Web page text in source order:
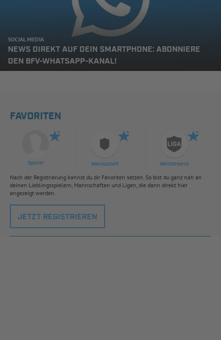
SOCIAL MEDIA
NEWS DIREKT AUF DEIN SMARTPHONE: ABONNIERE
DEN BFV-WHATSAPP-KANAL!
FAVORITEN
Spieler Mannschaft Wettbewerb
Nach der Registrierung kannst du dir Favoriten setzen. So bist du ganz nah an
deinen Lieblingsspielern, Mannschaften und Ligen, die dann direkt hier
angezeigt werden.
JETZT REGISTRIEREN